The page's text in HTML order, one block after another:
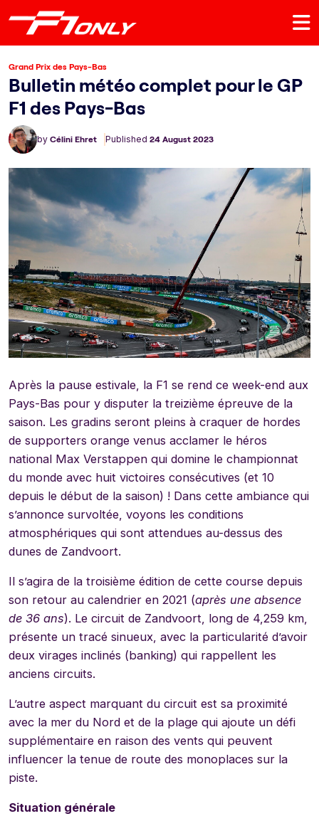
Grand Prix des Pays-Bas
Bulletin météo complet pour le GP
F1 des Pays-Bas
by Célini Ehret Published 24 August 2023
Après la pause estivale, la F1 se rend ce week-end aux
Pays-Bas pour y disputer la treizième épreuve de la
saison. Les gradins seront pleins à craquer de hordes
de supporters orange venus acclamer le héros
national Max Verstappen qui domine le championnat
du monde avec huit victoires consécutives (et 10
depuis le début de la saison) ! Dans cette ambiance qui
s’annonce survoltée, voyons les conditions
atmosphériques qui sont attendues au-dessus des
dunes de Zandvoort.
Il s’agira de la troisième édition de cette course depuis
son retour au calendrier en 2021 (après une absence
de 36 ans). Le circuit de Zandvoort, long de 4,259 km,
présente un tracé sinueux, avec la particularité d’avoir
deux virages inclinés (banking) qui rappellent les
anciens circuits.
L’autre aspect marquant du circuit est sa proximité
avec la mer du Nord et de la plage qui ajoute un défi
supplémentaire en raison des vents qui peuvent
influencer la tenue de route des monoplaces sur la
piste.
Situation générale